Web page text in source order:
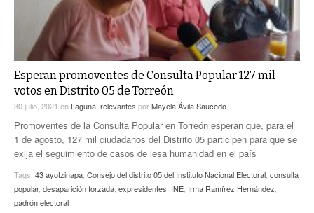
Esperan promoventes de Consulta Popular 127 mil
votos en Distrito 05 de Torreón
30 julio, 2021 en Laguna relevantes porMayela Ávila Saucedo
Promoventes de la Consulta Popular en Torreón esperan que, para el
1 de agosto, 127 mil ciudadanos del Distrito 05 participen para que se
exija el seguimiento de casos de lesa humanidad en el país
Tags: 43 ayotzinapa Consejo del distrito 05 del Instituto Nacional Electoral consulta
popular, desaparición forzada expresidentes INE Irma Ramírez Hernández
padrón electoral